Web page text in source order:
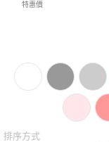
特惠價
排序方式